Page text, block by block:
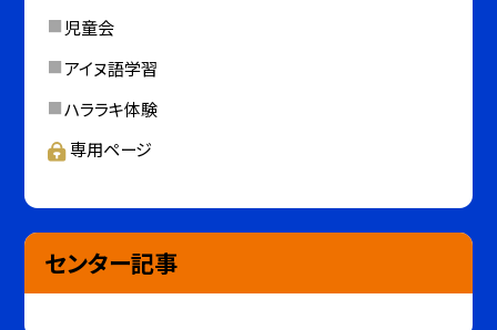
児童会
アイヌ語学習
ハララキ体験
専用ページ
センター記事